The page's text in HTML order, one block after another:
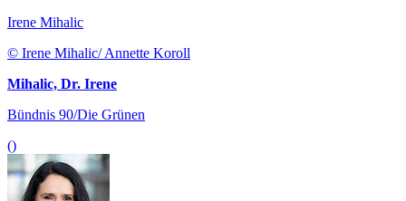
Irene Mihalic
© Irene Mihalic/ Annette Koroll
Mihalic, Dr. Irene
Bündnis 90/Die Grünen
()